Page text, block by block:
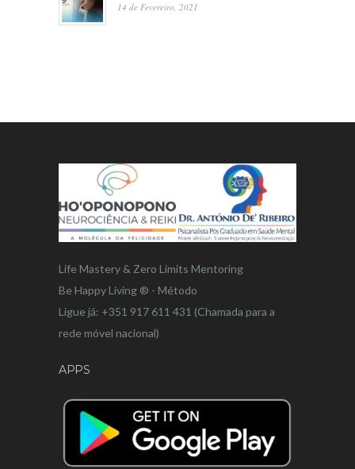
14 de Fevereiro, 2021
Life Mastery & Zero Limits Mentoring
Be Happy Living ® - Método
Ligue já: +351 917 611 431 (Chamada para a
rede móvel nacional)
APPS